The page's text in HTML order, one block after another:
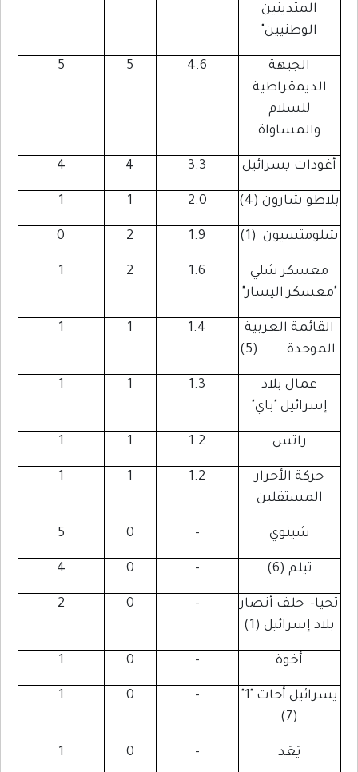
المتدينين
الوطنيين"
5 5 4.6
الجبهة
الديمقراطية
للسلام
والمساواة
4 4 3.3 أغودات يسرائيل
1 1 2.0 بلاطو شارون (4)
0 2 1.9 (1) شلومتسيون
1 2 1.6
معسكر شلي
"معسكر اليسار"
1 1 1.4
القائمة العربية
1 1 1.3
عمال بلاد
إسرائيل "باي"
1 1 1.2 راتس
1 1 1.2
حركة الأحرار
المستقلين
5 0 - شينوي
4 0 - تيلم (6)
2 0 -
تحيا- حلف أنصار
بلاد إسرائيل (1)
1 0 - أخوة
1 0 -
يسرائيل أحات "1"
(7)
1 0 - يَعَد